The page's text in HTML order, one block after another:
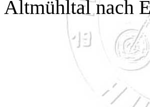
Altmühltal nach